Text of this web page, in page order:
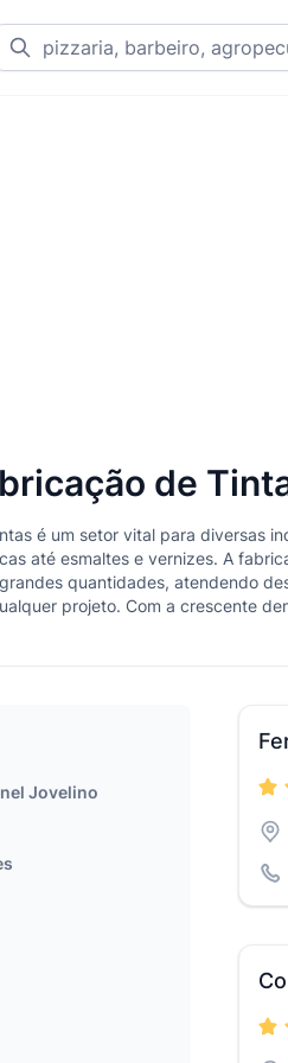
de
é um setor vital para diversas
até esmaltes e vernizes. A
quantidades, atendendo
projeto. Com a crescente
Jovelino